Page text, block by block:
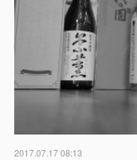
2017.07.17 08:13